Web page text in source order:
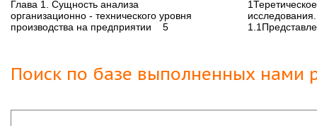
Вера
07.03.18
Защита прошла на отлично. Спасибо большое :)
что нужно!!!!!
Спасибо, что ВЫ есть!!!
Глава 1. Сущность анализа
организационно - технического уровня
производства на предприятии 5
Поиск по базе выполненных нами